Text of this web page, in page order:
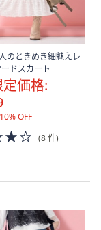
のときめき細魅えレ
ドスカート
価格:
10% OFF
4.0
of
(8 件)